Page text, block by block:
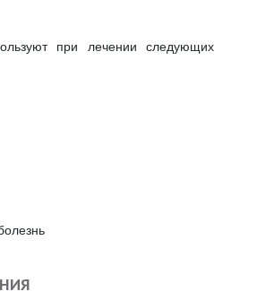
при лечении следующих